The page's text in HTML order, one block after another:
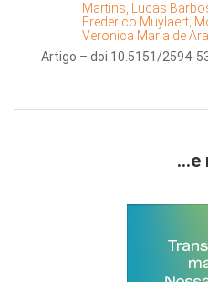
Martins, Lucas
Frederico Muylaert;
Veronica Maria de
Artigo – doi 10.5151/2594-
...e